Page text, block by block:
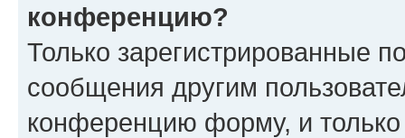
конференцию?
Только зарегистрированные
сообщения другим
конференцию форму, и